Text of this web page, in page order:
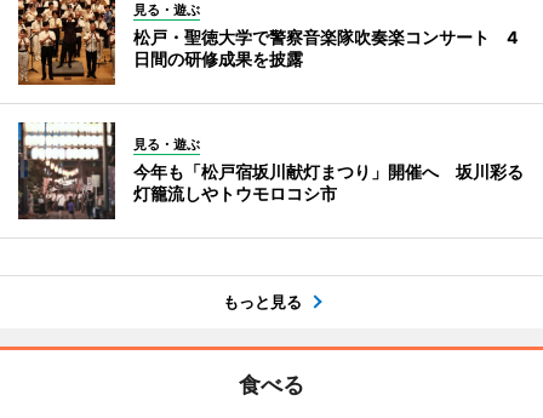
見る・遊ぶ
松戸・聖徳大学で警察音楽隊吹奏楽コンサート 4
日間の研修成果を披露
見る・遊ぶ
今年も「松戸宿坂川献灯まつり」開催へ 坂川彩る
灯籠流しやトウモロコシ市
もっと見る
食べる